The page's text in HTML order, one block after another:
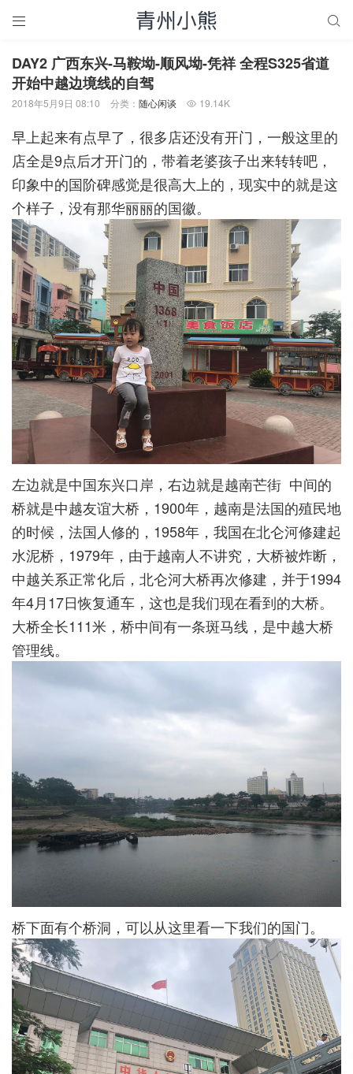
 
DAY2 广西东兴-马鞍坳-顺风坳-凭祥 全程S325省道
开始中越边境线的自驾
2018年5月9日 08:10 分类： 随心闲谈  19.14K
早上起来有点早了，很多店还没有开门，一般这里的
店全是9点后才开门的，带着老婆孩子出来转转吧，
印象中的国阶碑感觉是很高大上的，现实中的就是这
个样子，没有那华丽丽的国徽。
左边就是中国东兴口岸，右边就是越南芒街 中间的
桥就是中越友谊大桥，1900年，越南是法国的殖民地
的时候，法国人修的，1958年，我国在北仑河修建起
水泥桥，1979年，由于越南人不讲究，大桥被炸断，
中越关系正常化后，北仑河大桥再次修建，并于1994
年4月17日恢复通车，这也是我们现在看到的大桥。
大桥全长111米，桥中间有一条斑马线，是中越大桥
管理线。
桥下面有个桥洞，可以从这里看一下我们的国门。